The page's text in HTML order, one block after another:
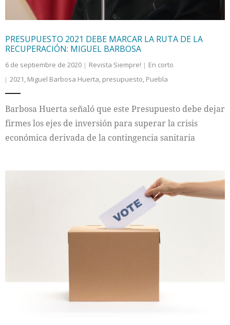
PRESUPUESTO 2021 DEBE MARCAR LA RUTA DE LA
RECUPERACIÓN: MIGUEL BARBOSA
6 de septiembre de 2020 Revista Siempre!
En corto
2021, Miguel Barbosa Huerta, presupuesto, Puebla
Barbosa Huerta señaló que este Presupuesto debe dejar
firmes los ejes de inversión para superar la crisis
económica derivada de la contingencia sanitaria